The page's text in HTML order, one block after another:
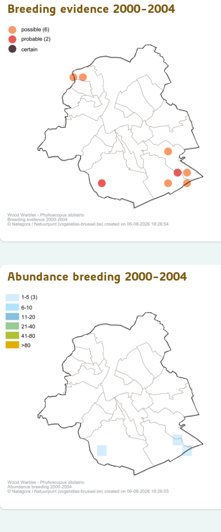
Breeding evidence 2000-2004
Abundance breeding 2000-2004